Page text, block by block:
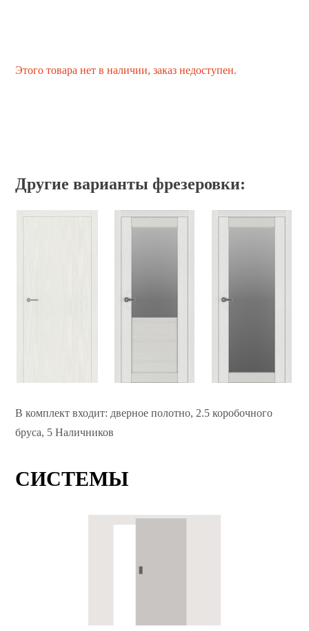
Этого товара нет в наличии, заказ недоступен.
Другие варианты фрезеровки:
В комплект входит: дверное полотно, 2.5 коробочного
бруса, 5 Наличников
СИСТЕМЫ